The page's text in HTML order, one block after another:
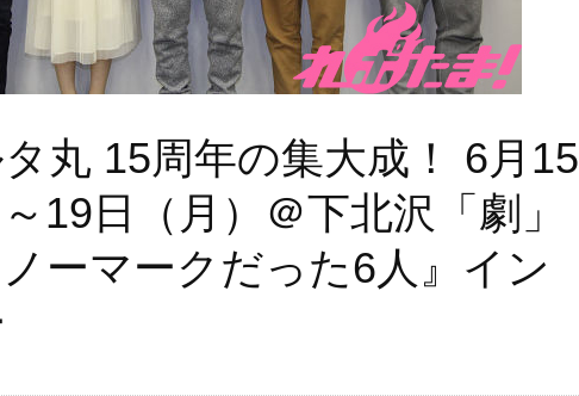
丸 15周年の集大成！ 6月15
19日（月）＠下北沢「劇」
ーマークだった6人』イン